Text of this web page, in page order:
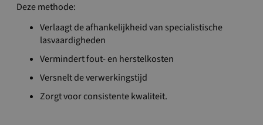
Deze methode:
Verlaagt de afhankelijkheid van specialistische
lasvaardigheden
Vermindert fout- en herstelkosten
Versnelt de verwerkingstijd
Zorgt voor consistente kwaliteit.